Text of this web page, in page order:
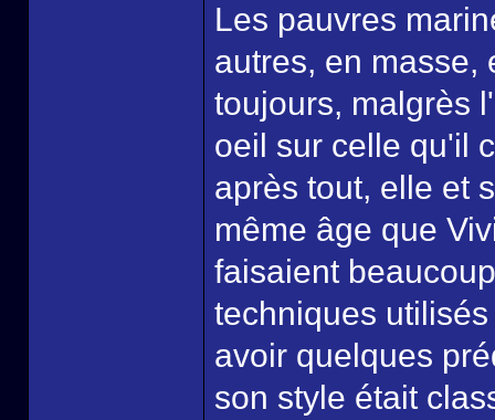
Les pauvres
autres, en masse,
toujours, malgrès
oeil sur celle qu'il
après tout, elle et
même âge que
faisaient
techniques
avoir quelques
son style était